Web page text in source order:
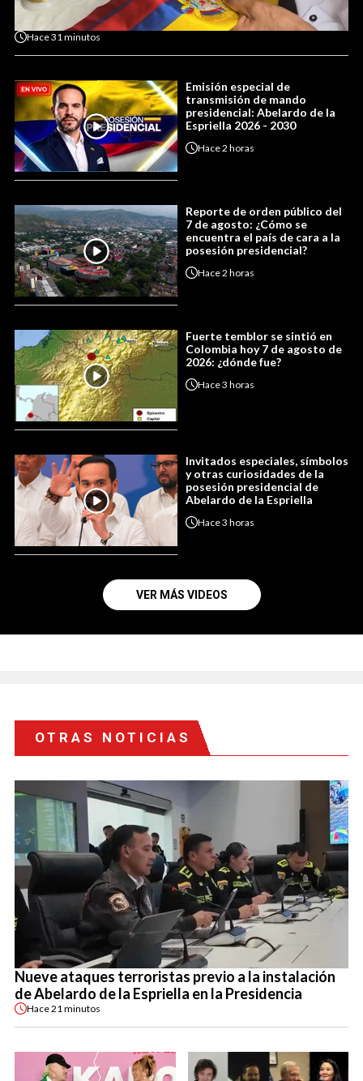
Hace31 minutos
Emisión especial de
transmisión de mando
presidencial: Abelardo de la
Espriella 2026 - 2030
Hace2 horas
Reporte de orden público del
7 de agosto: ¿Cómo se
encuentra el país de cara a la
posesión presidencial?
Hace2 horas
Fuerte temblor se sintió en
Colombia hoy 7 de agosto de
2026: ¿dónde fue?
Hace3 horas
Invitados especiales, símbolos
y otras curiosidades de la
posesión presidencial de
Abelardo de la Espriella
Hace3 horas
VER MÁS VIDEOS
OTRAS NOTICIAS
Nueve ataques terroristas previo a la instalación
de Abelardo de la Espriella en la Presidencia
Hace21 minutos